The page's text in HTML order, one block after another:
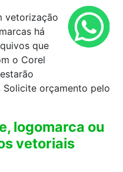
vetorização
há
que
o Corel
orçamento pelo
logomarca ou
vetoriais